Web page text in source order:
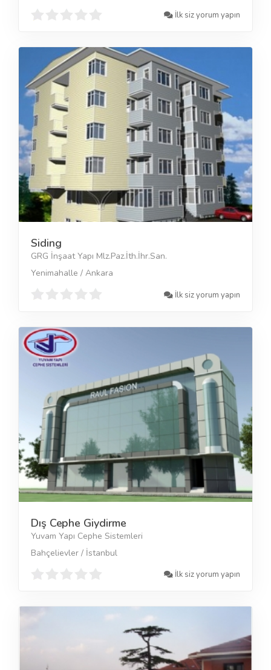
İlk siz yorum yapın
Siding
GRG İnşaat Yapı Mlz.Paz.İth.İhr.San.
Yenimahalle / Ankara
İlk siz yorum yapın
Dış Cephe Giydirme
Yuvam Yapı Cephe Sistemleri
Bahçelievler / İstanbul
İlk siz yorum yapın